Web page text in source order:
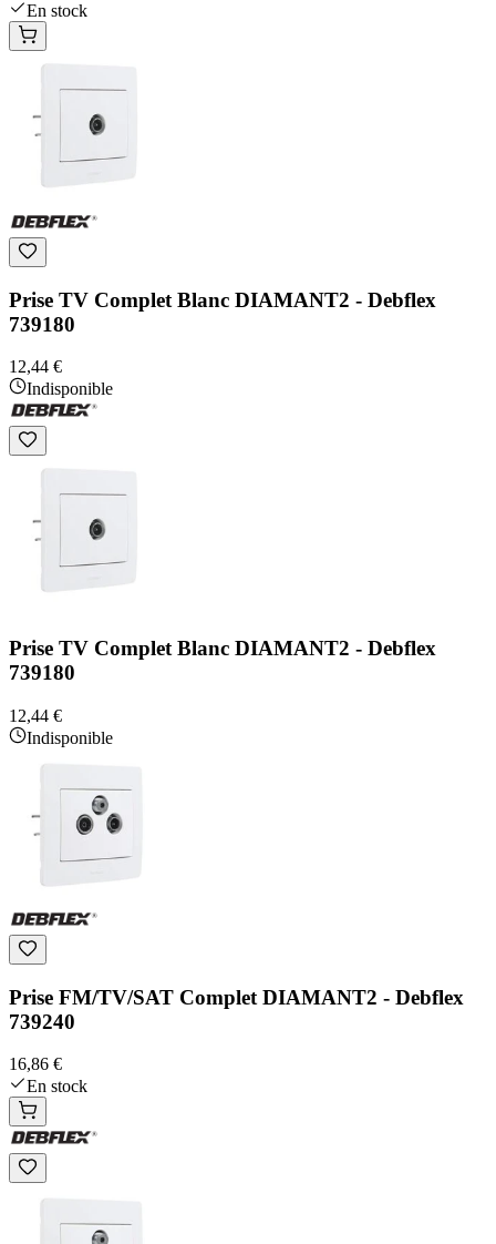
En stock
Prise TV Complet Blanc DIAMANT2 - Debflex
739180
12,44 €
Indisponible
Prise TV Complet Blanc DIAMANT2 - Debflex
739180
12,44 €
Indisponible
Prise FM/TV/SAT Complet DIAMANT2 - Debflex
739240
16,86 €
En stock